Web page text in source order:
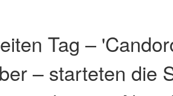
Tag –
– starteten die